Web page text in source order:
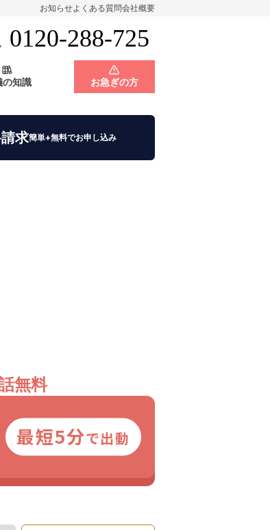
お知らせよくある質問会社概要
0120-288-725
の知識 お急ぎの方
会員制度
神奈川県
求簡単+無料でお申し込み
無料
最短5分で出動